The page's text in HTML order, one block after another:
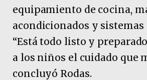
equipamiento de cocina,
acondicionados y sistemas
“Está todo listo y
a los niños el cuidado que
concluyó Rodas.